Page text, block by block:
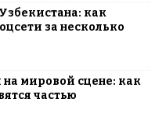
как
за несколько
мировой сцене: как
частью